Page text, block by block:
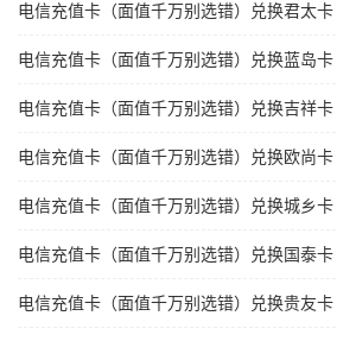
电信充值卡（面值千万别选错）兑换君太卡
电信充值卡（面值千万别选错）兑换蓝岛卡
电信充值卡（面值千万别选错）兑换吉祥卡
电信充值卡（面值千万别选错）兑换欧尚卡
电信充值卡（面值千万别选错）兑换城乡卡
电信充值卡（面值千万别选错）兑换国泰卡
电信充值卡（面值千万别选错）兑换贵友卡